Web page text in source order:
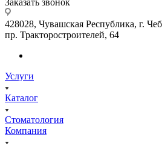
428028, Чувашская Республика, г.
пр. Тракторостроителей, 64
Услуги
Каталог
Стоматология
Компания